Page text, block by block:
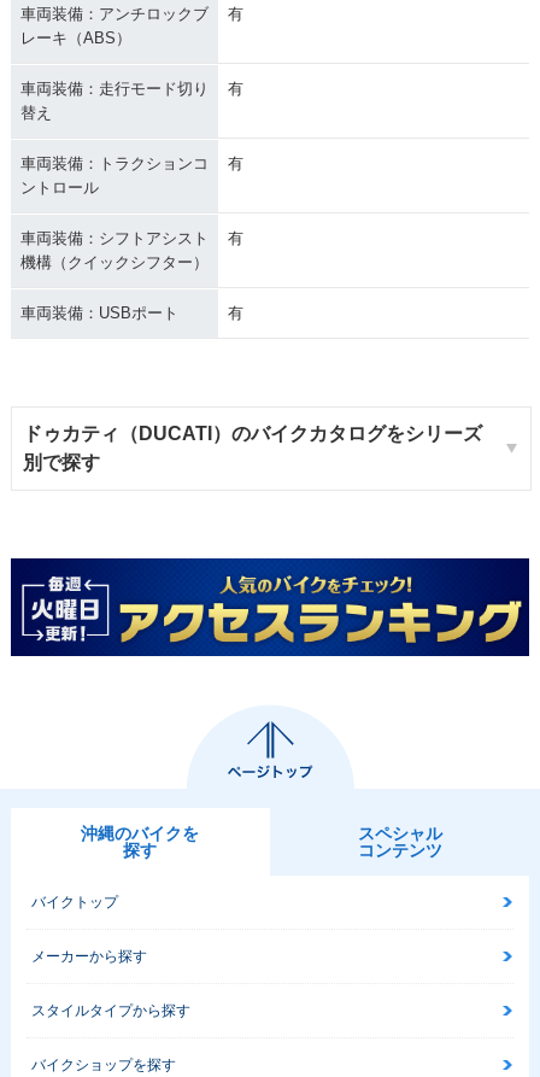
車両装備：アンチロックブ
レーキ（ABS）
有
車両装備：走行モード切り
替え
有
車両装備：トラクションコ
ントロール
有
車両装備：シフトアシスト
機構（クイックシフター）
有
車両装備：USBポート 有
ドゥカティ（DUCATI）のバイクカタログをシリーズ
別で探す
沖縄のバイクを
探す
スペシャル
コンテンツ
バイクトップ
メーカーから探す
スタイルタイプから探す
バイクショップを探す